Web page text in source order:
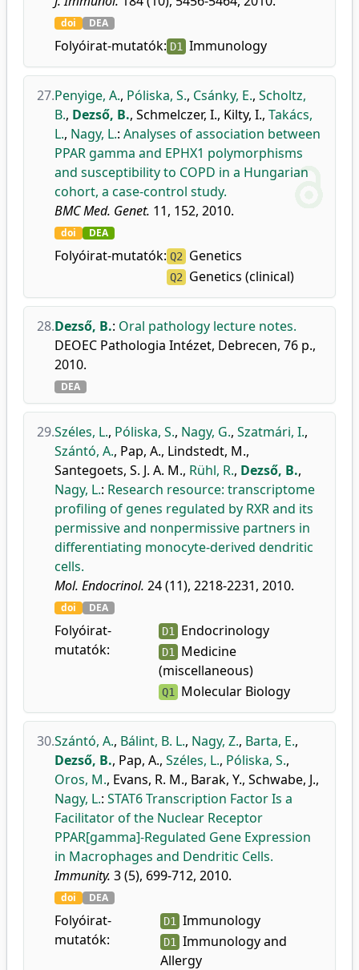
doi DEA
Folyóirat-mutatók: D1 Immunology
27.Penyige, A., Póliska, S., Csánky, E., Scholtz,
B., Dezső, B., Schmelczer, I., Kilty, I., Takács,
L., Nagy, L.: Analyses of association between
PPAR gamma and EPHX1 polymorphisms
and susceptibility to COPD in a Hungarian
cohort, a case-control study.
BMC Med. Genet. 11, 152, 2010.
doi DEA
Folyóirat-mutatók: Q2 Genetics
Q2 Genetics (clinical)
28.Dezső, B.: Oral pathology lecture notes.
DEOEC Pathologia Intézet, Debrecen, 76 p.,
2010.
DEA
29.Széles, L., Póliska, S., Nagy, G., Szatmári, I.,
Szántó, A., Pap, A., Lindstedt, M.,
Santegoets, S. J. A. M., Rühl, R., Dezső, B.,
Nagy, L.: Research resource: transcriptome
profiling of genes regulated by RXR and its
permissive and nonpermissive partners in
differentiating monocyte-derived dendritic
cells.
Mol. Endocrinol. 24 (11), 2218-2231, 2010.
doi DEA
Folyóirat-
mutatók:
D1 Endocrinology
D1
Medicine
(miscellaneous)
Q1 Molecular Biology
30.Szántó, A., Bálint, B. L., Nagy, Z., Barta, E.,
Dezső, B., Pap, A., Széles, L., Póliska, S.,
Oros, M., Evans, R. M., Barak, Y., Schwabe, J.,
Nagy, L.: STAT6 Transcription Factor Is a
Facilitator of the Nuclear Receptor
PPAR[gamma]-Regulated Gene Expression
in Macrophages and Dendritic Cells.
Immunity. 3 (5), 699-712, 2010.
doi DEA
Folyóirat-
mutatók:
D1 Immunology
D1
Immunology and
Allergy